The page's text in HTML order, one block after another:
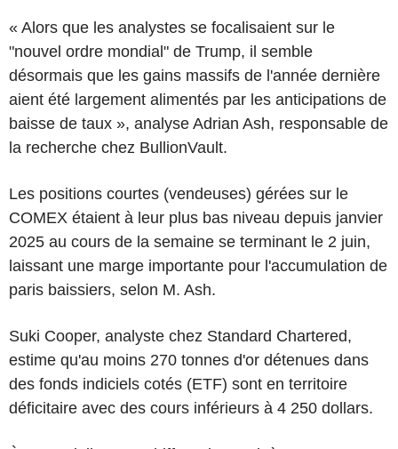
« Alors que les analystes se focalisaient sur le
"nouvel ordre mondial" de Trump, il semble
désormais que les gains massifs de l'année dernière
aient été largement alimentés par les anticipations de
baisse de taux », analyse Adrian Ash, responsable de
la recherche chez BullionVault.
Les positions courtes (vendeuses) gérées sur le
COMEX étaient à leur plus bas niveau depuis janvier
2025 au cours de la semaine se terminant le 2 juin,
laissant une marge importante pour l'accumulation de
paris baissiers, selon M. Ash.
Suki Cooper, analyste chez Standard Chartered,
estime qu'au moins 270 tonnes d'or détenues dans
des fonds indiciels cotés (ETF) sont en territoire
déficitaire avec des cours inférieurs à 4 250 dollars.